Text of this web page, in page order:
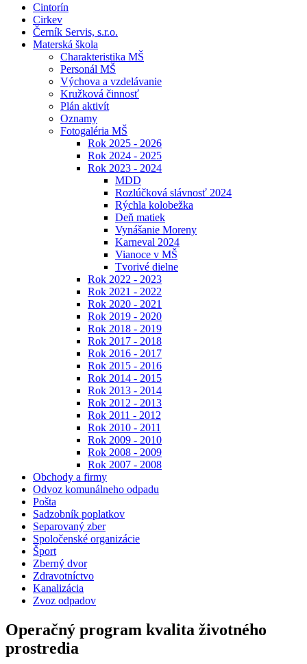
Cintorín
Cirkev
Černík Servis, s.r.o.
Materská škola
Charakteristika MŠ
Personál MŠ
Výchova a vzdelávanie
Kružková činnosť
Plán aktivít
Oznamy
Fotogaléria MŠ
Rok 2025 - 2026
Rok 2024 - 2025
Rok 2023 - 2024
MDD
Rozlúčková slávnosť 2024
Rýchla kolobežka
Deň matiek
Vynášanie Moreny
Karneval 2024
Vianoce v MŠ
Tvorivé dielne
Rok 2022 - 2023
Rok 2021 - 2022
Rok 2020 - 2021
Rok 2019 - 2020
Rok 2018 - 2019
Rok 2017 - 2018
Rok 2016 - 2017
Rok 2015 - 2016
Rok 2014 - 2015
Rok 2013 - 2014
Rok 2012 - 2013
Rok 2011 - 2012
Rok 2010 - 2011
Rok 2009 - 2010
Rok 2008 - 2009
Rok 2007 - 2008
Obchody a firmy
Odvoz komunálneho odpadu
Pošta
Sadzobník poplatkov
Separovaný zber
Spoločenské organizácie
Šport
Zberný dvor
Zdravotníctvo
Kanalizácia
Zvoz odpadov
Operačný program kvalita životného
prostredia